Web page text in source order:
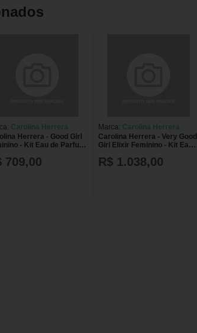
Carolina Herrera
Herrera - Good Girl
- Kit Eau de Parfum
709,00
Marca: Carolina Herrera
Carolina Herrera - Very Good
Girl Elixir Feminino - Kit Eau
Lotion 100ml - Kit
R$ 1.038,00